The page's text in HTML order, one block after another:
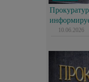
10.06.2026